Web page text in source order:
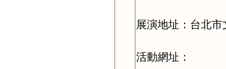
展演地址：台北市
活動網址：